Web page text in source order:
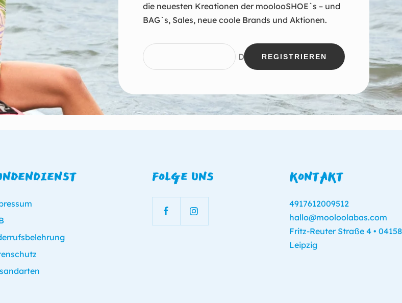
die neuesten Kreationen der moolooSHOE`s – und
BAG`s, Sales, neue coole Brands und Aktionen.
Deine E-MailREGISTRIEREN
FOLGE UNS KONTAKT
4917612009512
hallo@mooloolabas.com
Fritz-Reuter Straße 4 • 04158
Leipzig